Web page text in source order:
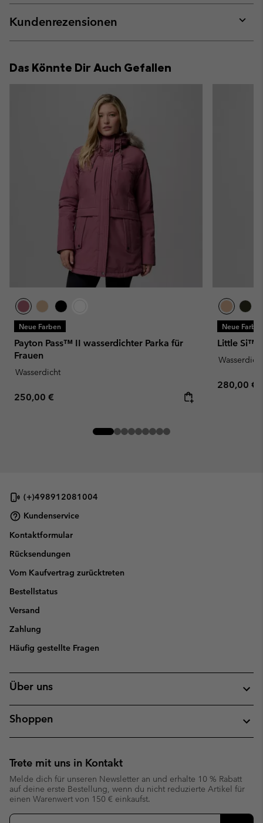
or
Kundenrezensionen
or
Das Könnte Dir Auch Gefallen
Neue Farben
Payton Pass™ II wasserdichter Parka für
Frauen
Wasserdicht
Regular price:
250,00 €
Neue
Little Si™
Wasserdicht
Regular
280,00 €
(+)498912081004
Kundenservice
Kontaktformular
Rücksendungen
Vom Kaufvertrag zurücktreten
Bestellstatus
Versand
Zahlung
Häufig gestellte Fragen
Über uns
Shoppen
Trete mit uns in Kontakt
Melde dich für unseren Newsletter an und erhalte 10 % Rabatt
auf deine erste Bestellung, wenn du nicht reduzierte Artikel für
einen Warenwert von 150 € einkaufst.
Newsletter-